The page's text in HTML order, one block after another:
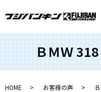
ＢＭＷ
HOME お客様の声